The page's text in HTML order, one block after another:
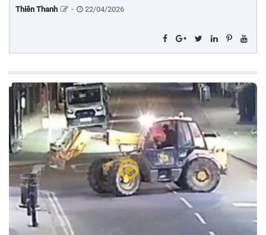
Thiên Thanh - 22/04/2026